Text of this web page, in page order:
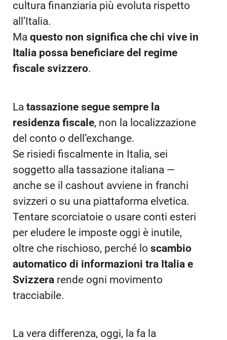
cultura finanziaria più evoluta rispetto
all’Italia.
Ma questo non significa che chi vive in
Italia possa beneficiare del regime
fiscale svizzero.
La tassazione segue sempre la
residenza fiscale, non la localizzazione
del conto o dell’exchange.
Se risiedi fiscalmente in Italia, sei
soggetto alla tassazione italiana —
anche se il cashout avviene in franchi
svizzeri o su una piattaforma elvetica.
Tentare scorciatoie o usare conti esteri
per eludere le imposte oggi è inutile,
oltre che rischioso, perché lo scambio
automatico di informazioni tra Italia e
Svizzera rende ogni movimento
tracciabile.
La vera differenza, oggi, la fa la